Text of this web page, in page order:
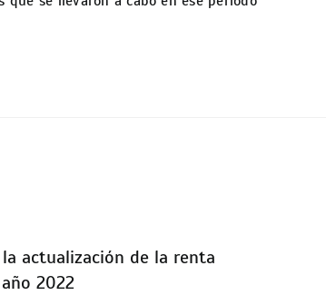
actualización de la renta
2022